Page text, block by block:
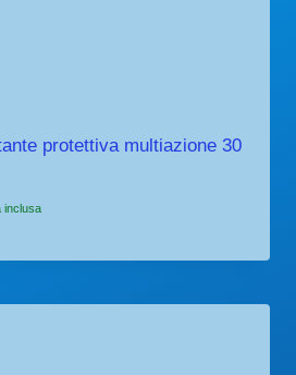
protettiva multiazione 30
inclusa